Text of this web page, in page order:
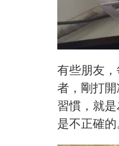
有些朋友
者，剛打
習慣，就
是不正確的